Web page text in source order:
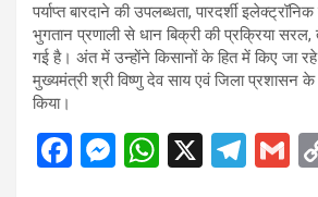
पर्याप्त बारदाने की उपलब्धता, पारदर्शी
भुगतान प्रणाली से धान बिक्री की प्रक्रिया
गई है। अंत में उन्होंने किसानों के हित में किए जा
मुख्यमंत्री श्री विष्णु देव साय एवं जिला प्रशासन
किया।
F
M W X
T
G